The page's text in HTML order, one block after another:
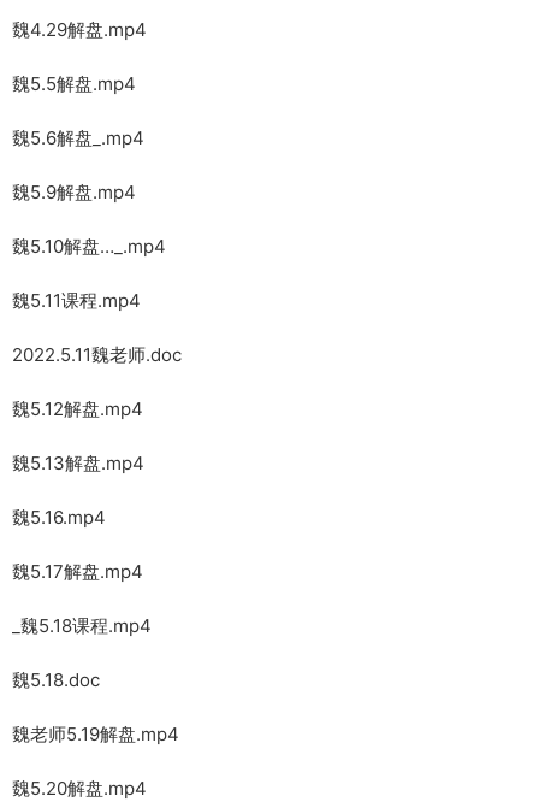
魏4.29解盘.mp4
魏5.5解盘.mp4
魏5.6解盘_.mp4
魏5.9解盘.mp4
魏5.10解盘…_.mp4
魏5.11课程.mp4
2022.5.11魏老师.doc
魏5.12解盘.mp4
魏5.13解盘.mp4
魏5.16.mp4
魏5.17解盘.mp4
_魏5.18课程.mp4
魏5.18.doc
魏老师5.19解盘.mp4
魏5.20解盘.mp4